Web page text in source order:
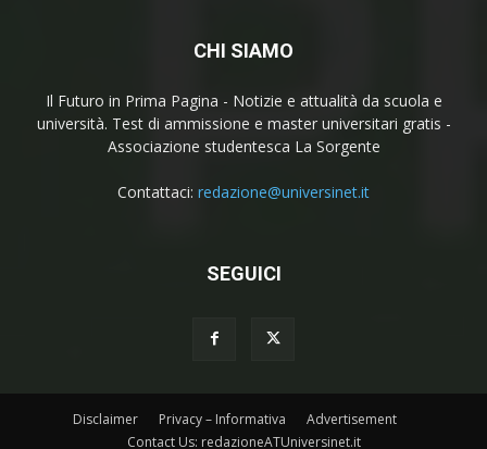
CHI SIAMO
Il Futuro in Prima Pagina - Notizie e attualità da scuola e
università. Test di ammissione e master universitari gratis -
Associazione studentesca La Sorgente
Contattaci: redazione@universinet.it
SEGUICI
Disclaimer Privacy – Informativa
Advertisement
Contact Us: redazioneATUniversinet.it